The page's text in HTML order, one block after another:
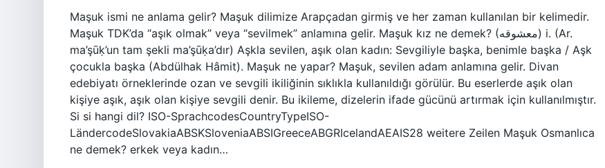
Maşuk ismi ne anlama gelir? Maşuk dilimize Arapçadan girmiş ve her zaman kullanılan bir kelimedir.
Maşuk TDK’da “aşık olmak” veya “sevilmek” anlamına gelir. Maşuk kız ne demek? (ﻣﻌﺸﻮﻗﻪ) i. (Ar.
ma’şūḳ’un tam şekli ma’şūḳa’dır) Aşkla sevilen, aşık olan kadın: Sevgiliyle başka, benimle başka / Aşk
çocukla başka (Abdülhak Hâmit). Maşuk ne yapar? Maşuk, sevilen adam anlamına gelir. Divan
edebiyatı örneklerinde ozan ve sevgili ikiliğinin sıklıkla kullanıldığı görülür. Bu eserlerde aşık olan
kişiye aşık, aşık olan kişiye sevgili denir. Bu ikileme, dizelerin ifade gücünü artırmak için kullanılmıştır.
Si si hangi dil? ISO-SprachcodesCountryTypeISO-
LändercodeSlovakiaABSKSloveniaABSIGreeceABGRIcelandAEAIS28 weitere Zeilen Maşuk Osmanlıca
ne demek? erkek veya kadın…